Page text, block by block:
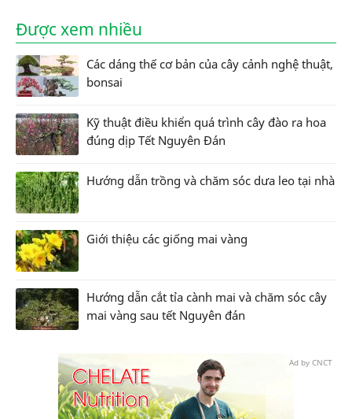
Được xem nhiều
Các dáng thế cơ bản của cây cảnh nghệ thuật,
bonsai
Kỹ thuật điều khiển quá trình cây đào ra hoa
đúng dịp Tết Nguyên Đán
Hướng dẫn trồng và chăm sóc dưa leo tại nhà
Giới thiệu các giống mai vàng
Hướng dẫn cắt tỉa cành mai và chăm sóc cây
mai vàng sau tết Nguyên đán
Ad by CNCT